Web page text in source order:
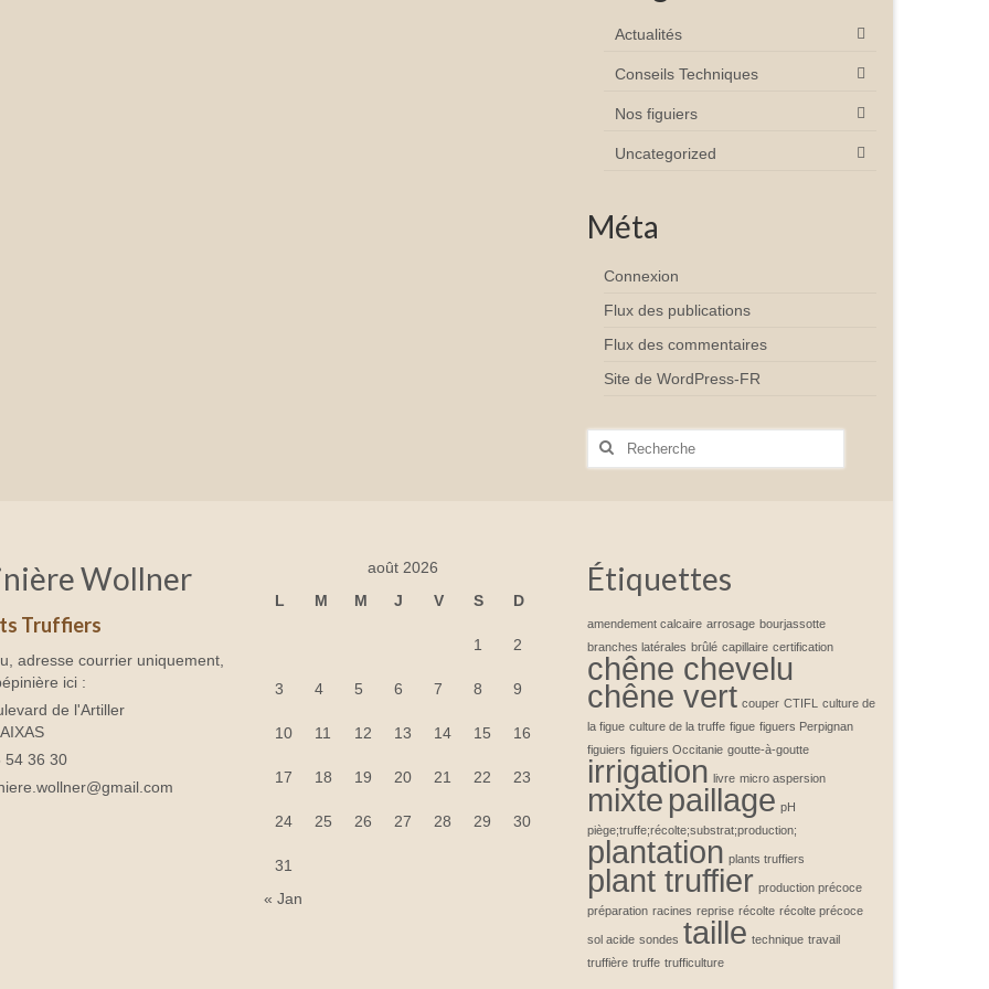
Actualités
Conseils Techniques
Nos figuiers
Uncategorized
Méta
Connexion
Flux des publications
Flux des commentaires
Site de WordPress-FR
Rechercher
Wollner
Truffiers
adresse courrier uniquement,
ici :
de l'Artiller
36 30
août 2026
L
M M J V S D
1 2
3 4 5 6 7 8 9
10 11 12 13 14 15 16
17 18 19 20 21 22 23
24 25 26 27 28 29 30
31
« Jan
Étiquettes
amendement calcaire arrosage bourjassotte
branches latérales brûlé capillaire certification
chêne chevelu
chêne vert couper CTIFL
culture de
la figue culture de la truffe figue figuers Perpignan
figuiers figuiers Occitanie goutte-à-goutte
irrigation livre micro aspersion
mixte paillage pH
piège;truffe;récolte;substrat;production;
plantation plants truffiers
plant truffier production précoce
préparation racines reprise récolte récolte précoce
sol acide sondes taille technique travail
truffière truffe trufficulture